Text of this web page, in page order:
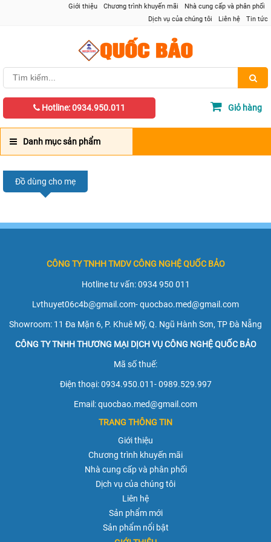
Giới thiệu Chương trình khuyến mãi
Nhà cung cấp và phân phối
Dịch vụ của chúng tôi
Liên hệ Tin tức
Hotline: 0934.950.011 Giỏ hàng
Danh mục sản phẩm
Đồ dùng cho mẹ
CÔNG TY TNHH TMDV CÔNG NGHỆ QUỐC BẢO
Hotline tư vấn: 0934 950 011
Lvthuyet06c4b@gmail.com-quocbao.med@gmail.com
Showroom: 11 Đa Mặn 6, P. Khuê Mỹ, Q. Ngũ Hành Sơn, TP Đà Nẵng
CÔNG TY TNHH THƯƠNG MẠI DỊCH VỤ CÔNG NGHỆ QUỐC BẢO
Mã số thuế:
Điện thoại: 0934.950.011- 0989.529.997
Email: quocbao.med@gmail.com
TRANG THÔNG TIN
Giới thiệu
Chương trình khuyến mãi
Nhà cung cấp và phân phối
Dịch vụ của chúng tôi
Liên hệ
Sản phẩm mới
Sản phẩm nổi bật